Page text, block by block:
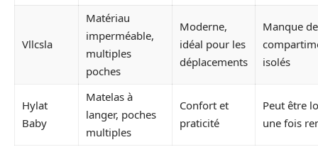
Vllcsla
Matériau
imperméable,
multiples
poches
Moderne,
idéal pour les
déplacements
Manque de
isolés
Hylat
Baby
Matelas à
langer, poches
multiples
Confort et
praticité
Peut être
une fois